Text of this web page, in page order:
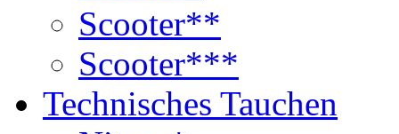
Scooter**
Scooter***
Technisches Tauchen